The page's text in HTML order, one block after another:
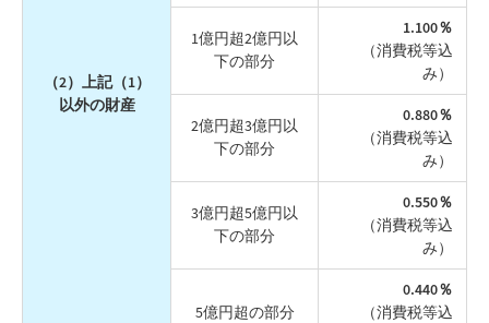
（2）上記（1）
以外の財産
1億円超2億円以
下の部分
1.100％
（消費税等込
み）
2億円超3億円以
下の部分
0.880％
（消費税等込
み）
3億円超5億円以
下の部分
0.550％
（消費税等込
み）
5億円超の部分
0.440％
（消費税等込